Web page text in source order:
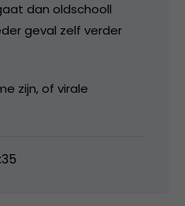
dan oldschooll
geval zelf verder
zijn, of virale